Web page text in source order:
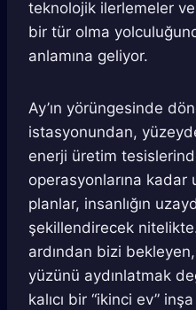
teknolojik ilerlemeler ve
bir tür olma
anlamına geliyor.
Ay’ın yörüngesinde
istasyonundan,
enerji üretim
operasyonlarına kadar
planlar, insanlığın
şekillendirecek
ardından bizi bekleyen,
yüzünü aydınlatmak
kalıcı bir “ikinci ev”